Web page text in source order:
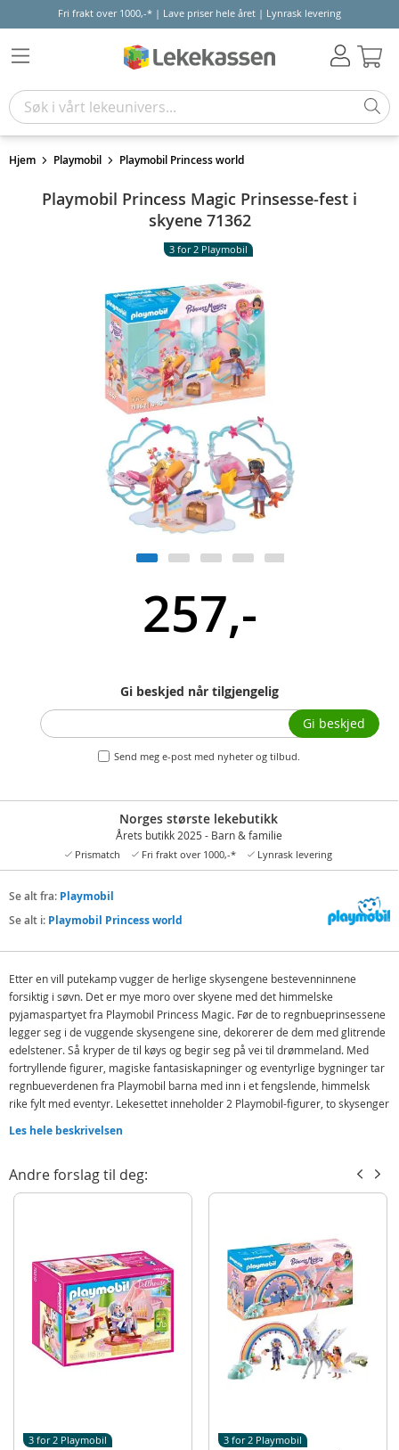
Fri frakt over 1000,-* | Lave priser hele året | Lynrask levering
Hjem Playmobil Playmobil Princess world
Playmobil Princess Magic Prinsesse-fest i
skyene 71362
3 for 2 Playmobil
257,-
Gi beskjed når tilgjengelig
Send meg e-post med nyheter og tilbud.
Gi beskjed
Norges største lekebutikk
Årets butikk 2025 - Barn & familie
Prismatch Fri frakt over 1000,-* Lynrask levering
Se alt fra: Playmobil
Se alt i: Playmobil Princess world
Etter en vill putekamp vugger de herlige skysengene bestevenninnene
forsiktig i søvn. Det er mye moro over skyene med det himmelske
pyjamaspartyet fra Playmobil Princess Magic. Før de to regnbueprinsessene
legger seg i de vuggende skysengene sine, dekorerer de dem med glitrende
edelstener. Så kryper de til køys og begir seg på vei til drømmeland. Med
fortryllende figurer, magiske fantasiskapninger og eventyrlige bygninger tar
regnbueverdenen fra Playmobil barna med inn i et fengslende, himmelsk
rike fylt med eventyr. Lekesettet inneholder 2 Playmobil-figurer, to skysenger
2 Playmobil-figurer
2 skysenger, 2 tiaraer
Detaljer:
Antall deler: 56
Alder: fra 4 år
Produktdetaljer
Les hele beskrivelsen
Andre forslag til deg:
3 for 2 Playmobil 3 for 2 Playmobil